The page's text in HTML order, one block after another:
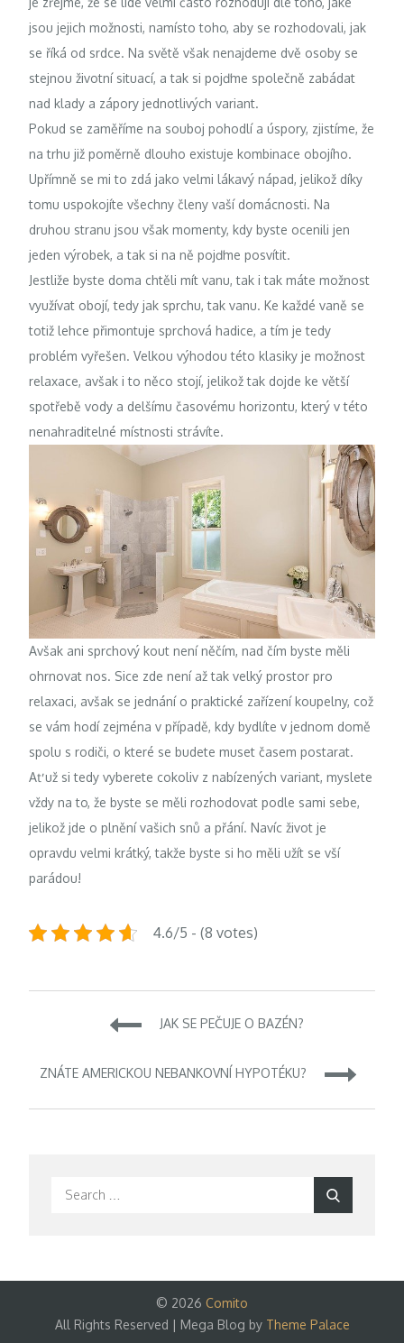
jsou jejich možnosti, namísto toho, aby se rozhodovali, jak
se říká od srdce. Na světě však nenajdeme dvě osoby se
stejnou životní situací, a tak si pojďme společně zabádat
nad klady a zápory jednotlivých variant.
Pokud se zaměříme na souboj pohodlí a úspory, zjistíme, že
na trhu již poměrně dlouho existuje kombinace obojího.
Upřímně se mi to zdá jako velmi lákavý nápad, jelikož díky
tomu uspokojíte všechny členy vaší domácnosti. Na
druhou stranu jsou však momenty, kdy byste ocenili jen
jeden výrobek, a tak si na ně pojďme posvítit.
Jestliže byste doma chtěli mít vanu, tak i tak máte možnost
využívat obojí, tedy jak sprchu, tak vanu. Ke každé vaně se
totiž lehce přimontuje sprchová hadice, a tím je tedy
problém vyřešen. Velkou výhodou této klasiky je možnost
relaxace, avšak i to něco stojí, jelikož tak dojde ke větší
spotřebě vody a delšímu časovému horizontu, který v této
nenahraditelné místnosti strávíte.
Avšak ani sprchový kout není něčím, nad čím byste měli
ohrnovat nos. Sice zde není až tak velký prostor pro
relaxaci, avšak se jednání o praktické zařízení koupelny, což
se vám hodí zejména v případě, kdy bydlíte v jednom domě
spolu s rodiči, o které se budete muset časem postarat.
Ať už si tedy vyberete cokoliv z nabízených variant, myslete
vždy na to, že byste se měli rozhodovat podle sami sebe,
jelikož jde o plnění vašich snů a přání. Navíc život je
opravdu velmi krátký, takže byste si ho měli užít se vší
parádou!
4.6/5 - (8 votes)
Navigace
pro
příspěvek
JAK SE PEČUJE O BAZÉN?
ZNÁTE AMERICKOU NEBANKOVNÍ HYPOTÉKU?
Search
© 2026 Comito
All Rights Reserved | Mega Blog by Theme Palace